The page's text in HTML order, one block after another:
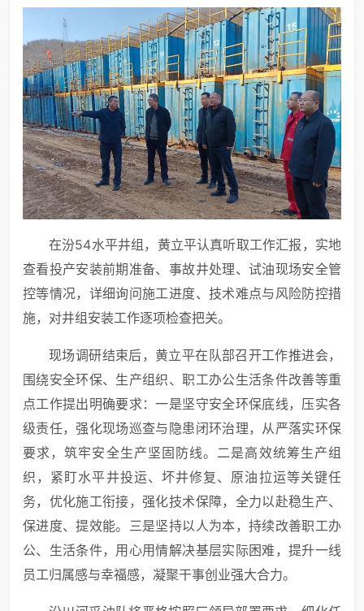
在汾54水平井组，黄立平认真听取工作汇报，实地
查看投产安装前期准备、事故井处理、试油现场安全管
控等情况，详细询问施工进度、技术难点与风险防控措
施，对井组安装工作逐项检查把关。
现场调研结束后，黄立平在队部召开工作推进会，
围绕安全环保、生产组织、职工办公生活条件改善等重
点工作提出明确要求：一是坚守安全环保底线，压实各
级责任，强化现场巡查与隐患闭环治理，从严落实环保
要求，筑牢安全生产坚固防线。二是高效统筹生产组
织，紧盯水平井投运、坏井修复、原油拉运等关键任
务，优化施工衔接，强化技术保障，全力以赴稳生产、
保进度、提效能。三是坚持以人为本，持续改善职工办
公、生活条件，用心用情解决基层实际困难，提升一线
员工归属感与幸福感，凝聚干事创业强大合力。